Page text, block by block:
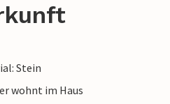
Stein
wohnt im Haus